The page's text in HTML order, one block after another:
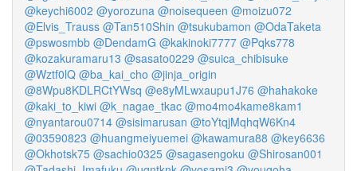
@keychi6002 @yorozuna @noisequeen @moizu072
@Elvis_Trauss @Tan510Shin @tsukubamon @OdaTaketa
@pswosmbb @DendamG @kakinoki7777 @Pqks778
@kozakuramaru13 @sasato0229 @suica_chibisuke
@Wztf0lQ @ba_kai_cho @jinja_origin
@8Wpu8KDLRCtYWsq @e8yMLwxaupu1J76 @hahakoke
@kaki_to_kiwi @k_nagae_tkac @mo4mo4kame8kam1
@nyantarou0714 @sisimarusan @toYtqjMqhqW6Kn4
@03590823 @huangmeiyuemei @kawamura88 @key6636
@Okhotsk75 @sachio0325 @sagasengoku @Shirosan001